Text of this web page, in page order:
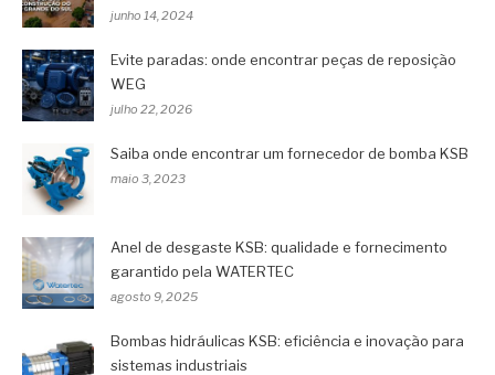
junho 14, 2024
Evite paradas: onde encontrar peças de reposição
WEG
julho 22, 2026
Saiba onde encontrar um fornecedor de bomba KSB
maio 3, 2023
Anel de desgaste KSB: qualidade e fornecimento
garantido pela WATERTEC
agosto 9, 2025
Bombas hidráulicas KSB: eficiência e inovação para
sistemas industriais